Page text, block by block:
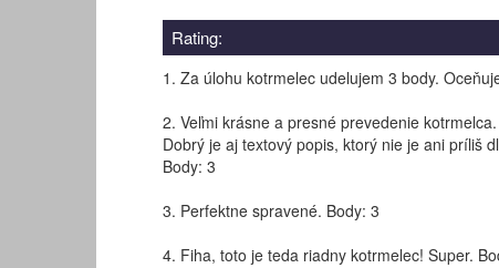
Rating:
1. Za úlohu kotrmelec udelujem 3 body.
2. Veľmi krásne a presné prevedenie
Dobrý je aj textový popis, ktorý nie je ani príliš
Body: 3
3. Perfektne spravené. Body: 3
4. Fiha, toto je teda riadny kotrmelec! Super.